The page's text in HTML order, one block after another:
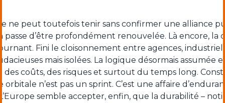
ne peut toutefois tenir sans confirmer une alliance
passe d’être profondément renouvelée. Là encore, la
Fini le cloisonnement entre agences,
mais isolées. La logique désormais assumée
des coûts, des risques et surtout du temps long.
n’est pas un sprint. C’est une affaire
semble accepter, enfin, que la durabilité –